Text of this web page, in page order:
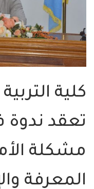
كلية
تعقد ندوة
مشكلة
المعرفة